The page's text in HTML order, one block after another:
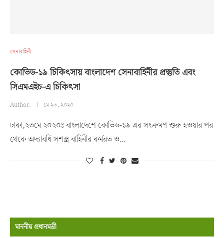
সেনাবাহিনী
কোভিড-১৯ চিকিৎসায় বাংলাদেশ সেনাবাহিনীর প্রস্তুতি এবং
সিএমএইচ-এ চিকিৎসা
Author: মে ২৩, ২০২০
ঢাকা,২৩মে ২০২০ঃ বাংলাদেশে কোভিড-১৯ এর সংক্রমণ শুরু হওয়ার পর
থেকে অদ্যাবধি সশস্ত্র বাহিনীর কর্মরত ও…
মাননীয় প্রধানমন্রী